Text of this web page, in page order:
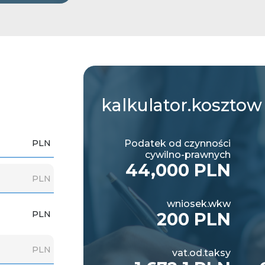
kalkulator.kosztow
Podatek od czynności
cywilno-prawnych
44,000 PLN
wniosek.wkw
200 PLN
vat.od.taksy
PLN
PLN
PLN
PLN